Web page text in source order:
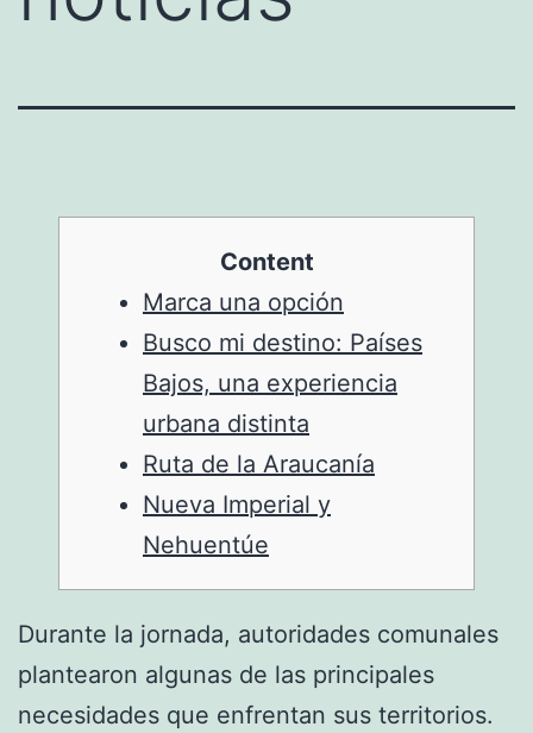
Content
Marca una opción
Busco mi destino: Países
Bajos, una experiencia
urbana distinta
Ruta de la Araucanía
Nueva Imperial y
Nehuentúe
Durante la jornada, autoridades comunales
plantearon algunas de las principales
necesidades que enfrentan sus territorios.